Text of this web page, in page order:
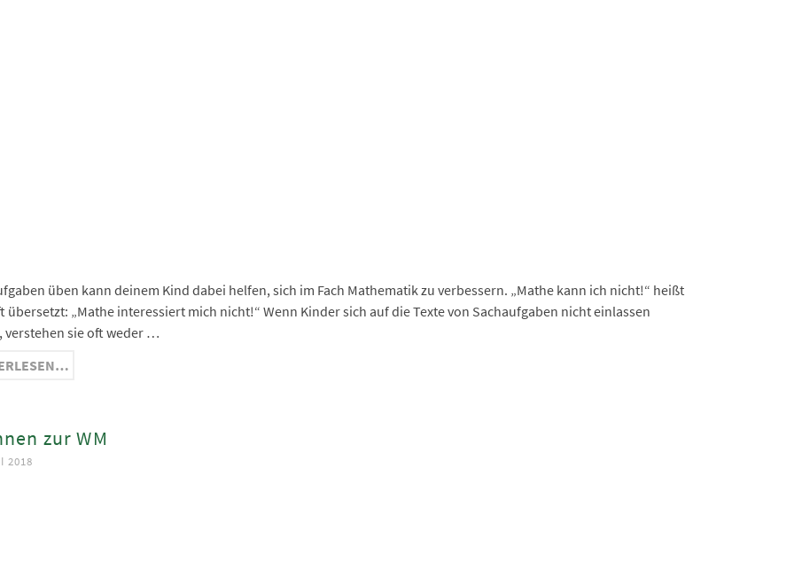
üben kann deinem Kind dabei helfen, sich im Fach Mathematik zu verbessern. „Mathe kann ich nicht!“ heißt
übersetzt: „Mathe interessiert mich nicht!“ Wenn Kinder sich auf die Texte von Sachaufgaben nicht einlassen
verstehen sie oft weder …
zur WM
2018